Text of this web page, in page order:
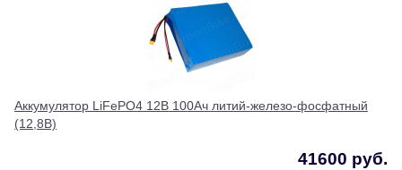
Аккумулятор LiFePO4 12В 100Ач литий-железо-фосфатный
(12,8В)
41600 руб.